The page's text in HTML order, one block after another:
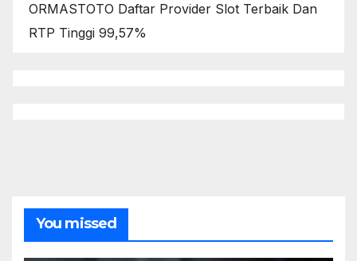
ORMASTOTO Daftar Provider Slot Terbaik Dan
RTP Tinggi 99,57%
You missed